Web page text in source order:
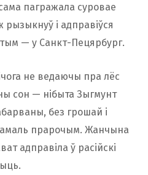
пагражала суровае
і адправіўся
— у Санкт-Пецярбург.
не ведаючы пра лёс
сон — нібыта Зыгмунт
без грошай і
амаль прарочым. Жанчына
адправіла ў расійскі